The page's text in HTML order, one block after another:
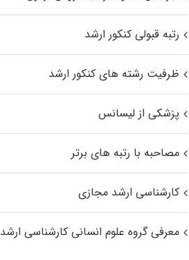
رتبه قبولی کنکور ارشد
ظرفیت رشته های کنکور ارشد
پزشکی از لیسانس
مصاحبه با رتبه های برتر
کارشناسی ارشد مجازی
معرفی گروه علوم انسانی کارشناسی ارشد